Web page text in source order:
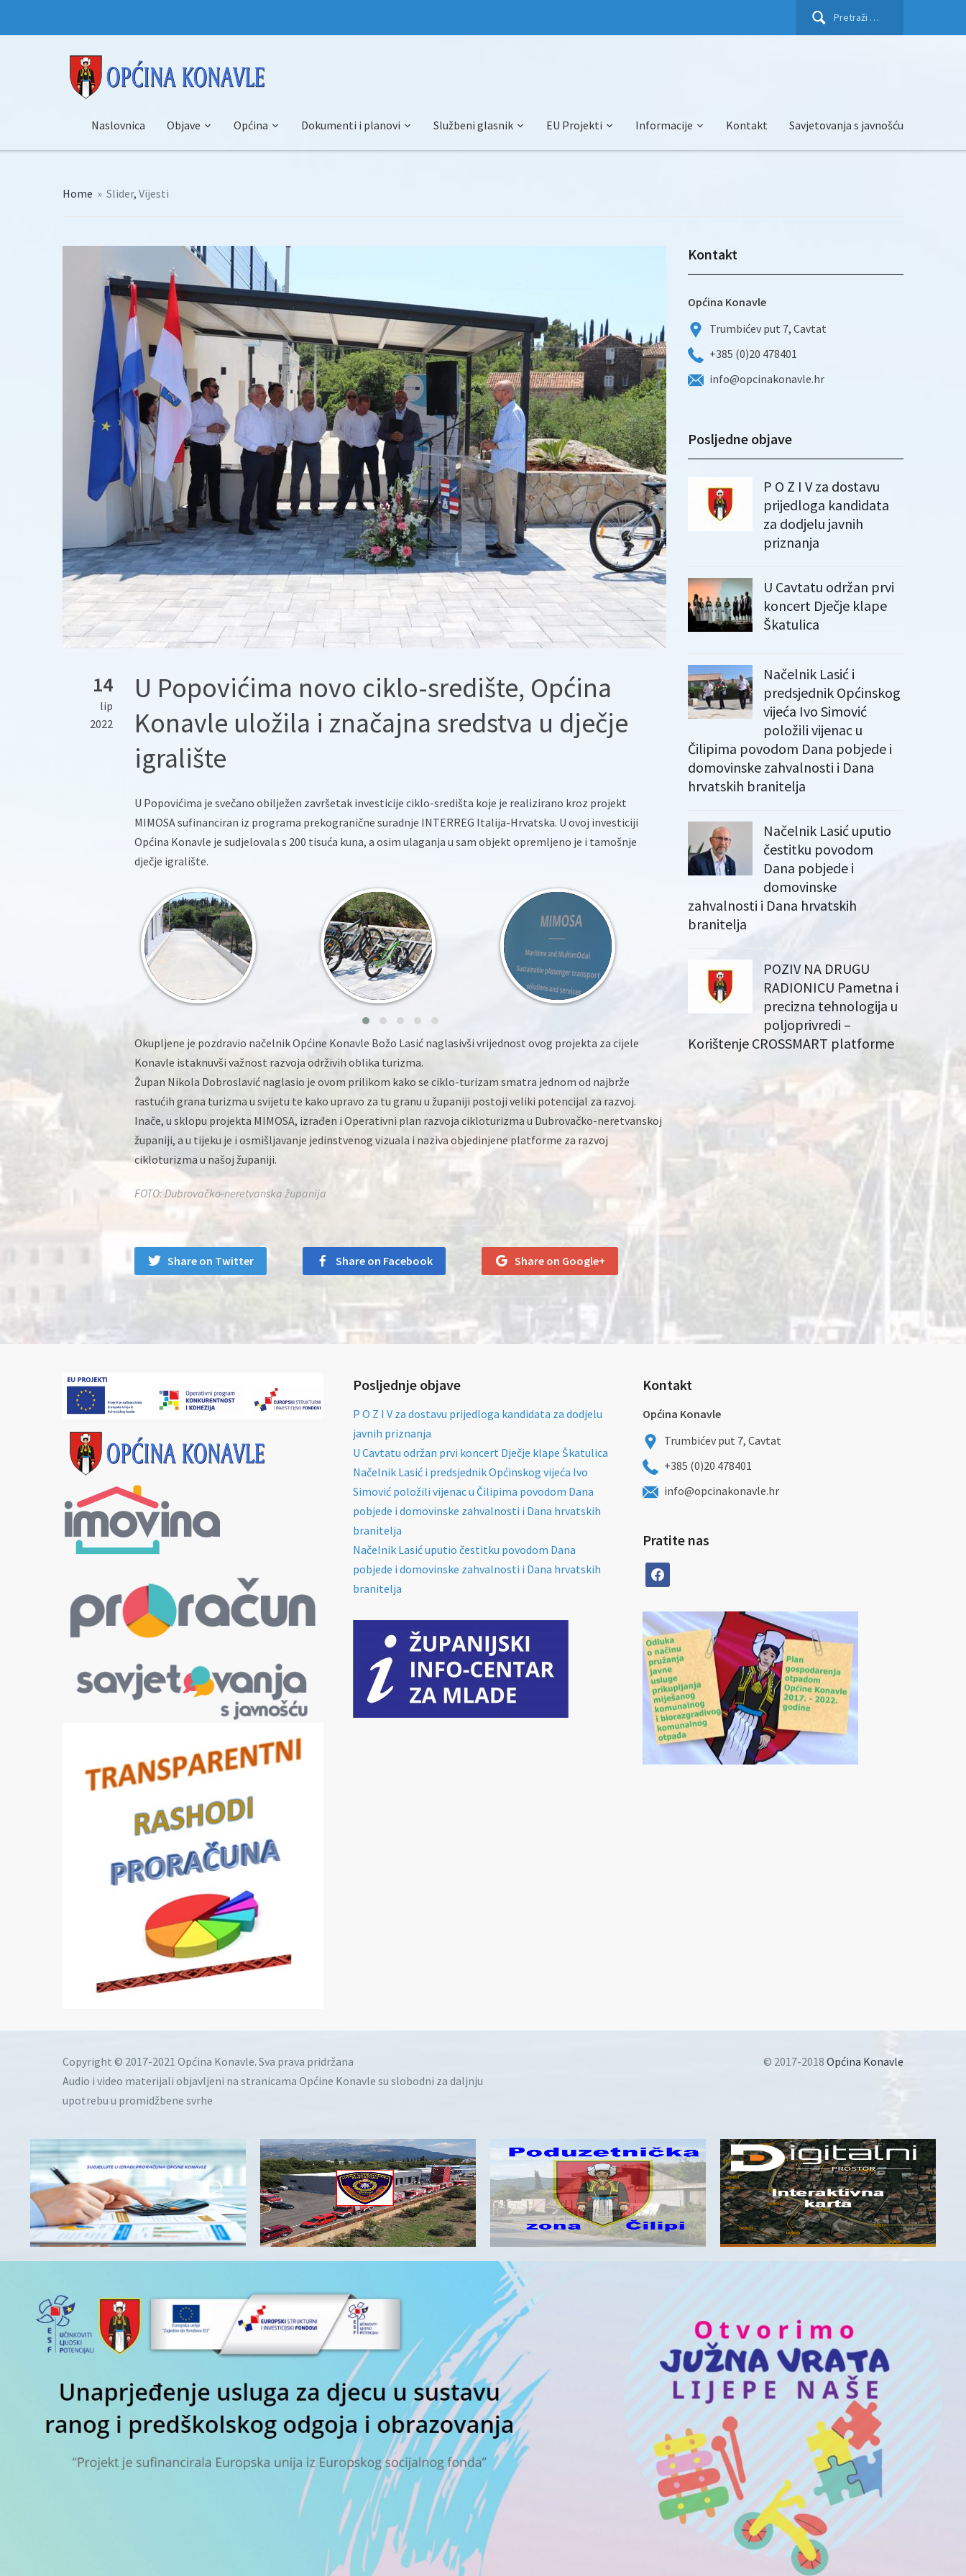
Pretraži:
Naslovnica Objave Općina Dokumenti i planovi Službeni glasnik EU Projekti Informacije Kontakt Savjetovanja s javnošću
Home » Slider, Vijesti
14
lip
2022
U Popovićima novo ciklo-središte, Općina
Konavle uložila i značajna sredstva u dječje
igralište
U Popovićima je svečano obilježen završetak investicije ciklo-središta koje je realizirano kroz projekt
MIMOSA sufinanciran iz programa prekogranične suradnje INTERREG Italija-Hrvatska. U ovoj investiciji
Općina Konavle je sudjelovala s 200 tisuća kuna, a osim ulaganja u sam objekt opremljeno je i tamošnje
dječje igralište.
Okupljene je pozdravio načelnik Općine Konavle Božo Lasić naglasivši vrijednost ovog projekta za cijele
Konavle istaknuvši važnost razvoja održivih oblika turizma.
Župan Nikola Dobroslavić naglasio je ovom prilikom kako se ciklo-turizam smatra jednom od najbrže
rastućih grana turizma u svijetu te kako upravo za tu granu u županiji postoji veliki potencijal za razvoj.
Inače, u sklopu projekta MIMOSA, izrađen i Operativni plan razvoja cikloturizma u Dubrovačko-neretvanskoj
županiji, a u tijeku je i osmišljavanje jedinstvenog vizuala i naziva objedinjene platforme za razvoj
cikloturizma u našoj županiji.
FOTO: Dubrovačko-neretvanska županija
Share on Twitter Share on Facebook Share on Google+
Kontakt
Općina Konavle
Trumbićev put 7, Cavtat
+385 (0)20 478401
info@opcinakonavle.hr
Posljedne objave
P O Z I V za dostavu
prijedloga kandidata
za dodjelu javnih
priznanja
U Cavtatu održan prvi
koncert Dječje klape
Škatulica
Načelnik Lasić i
predsjednik Općinskog
vijeća Ivo Simović
položili vijenac u
Čilipima povodom Dana pobjede i
domovinske zahvalnosti i Dana
hrvatskih branitelja
Načelnik Lasić uputio
čestitku povodom
Dana pobjede i
domovinske
zahvalnosti i Dana hrvatskih
branitelja
POZIV NA DRUGU
RADIONICU Pametna i
precizna tehnologija u
poljoprivredi –
Korištenje CROSSMART platforme
Posljednje objave
P O Z I V za dostavu prijedloga kandidata za dodjelu
javnih priznanja
U Cavtatu održan prvi koncert Dječje klape Škatulica
Načelnik Lasić i predsjednik Općinskog vijeća Ivo
Simović položili vijenac u Čilipima povodom Dana
pobjede i domovinske zahvalnosti i Dana hrvatskih
branitelja
Načelnik Lasić uputio čestitku povodom Dana
pobjede i domovinske zahvalnosti i Dana hrvatskih
branitelja
Kontakt
Općina Konavle
Trumbićev put 7, Cavtat
+385 (0)20 478401
info@opcinakonavle.hr
Pratite nas
facebook
Copyright © 2017-2021 Općina Konavle. Sva prava pridržana
Audio i video materijali objavljeni na stranicama Općine Konavle su slobodni za daljnju
upotrebu u promidžbene svrhe
© 2017-2018 Općina Konavle